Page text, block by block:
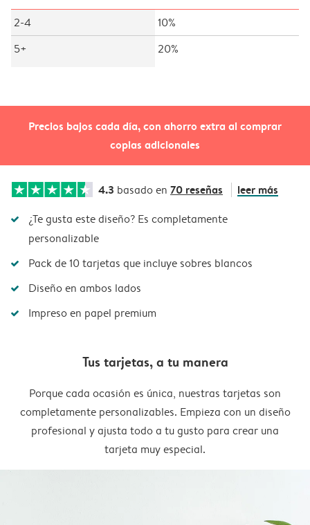
Precios bajos cada día, con ahorro extra al comprar
copias adicionales
2-4
10%
5+
20%
4.3 basado en 70 reseñas leer más
¿Te gusta este diseño? Es completamente
personalizable
Pack de 10 tarjetas que incluye sobres blancos
Diseño en ambos lados
Impreso en papel premium
Tus tarjetas, a tu manera
Porque cada ocasión es única, nuestras tarjetas son
completamente personalizables. Empieza con un diseño
profesional y ajusta todo a tu gusto para crear una
tarjeta muy especial.